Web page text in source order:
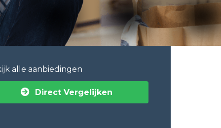
alle aanbiedingen
Direct Vergelijken